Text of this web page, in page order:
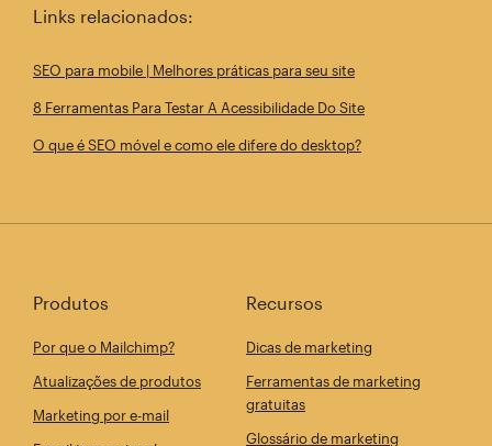
Links relacionados:
SEO para mobile | Melhores práticas para seu site
8 Ferramentas Para Testar A Acessibilidade Do Site
O que é SEO móvel e como ele difere do desktop?
Produtos
Por que o Mailchimp?
Atualizações de produtos
Marketing por e-mail
Recursos
Dicas de marketing
Ferramentas de marketing
gratuitas
Glossário de marketing